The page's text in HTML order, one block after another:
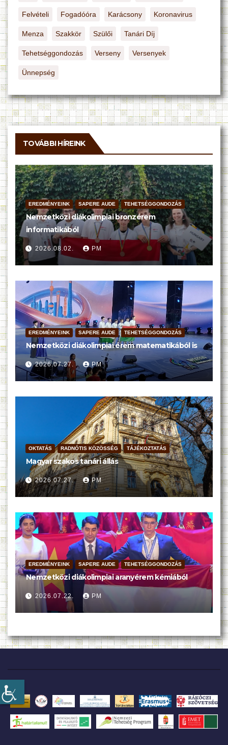
Felvételi Fogadóóra Karácsony Koronavirus
Menza Szakkör Szülői Tanári Díj
Tehetséggondozás Verseny Versenyek
Ünnepség
TOVÁBBI HÍREINK
EREDMÉNYEINK SAPERE AUDE TEHETSÉGGONDOZÁS
Nemzetközi diákolimpiai bronzérem
informatikából
2026.08.02. PM
EREDMÉNYEINK SAPERE AUDE TEHETSÉGGONDOZÁS
Nemzetközi diákolimpiai érem matematikából is
2026.07.27. PM
OKTATÁS RADNÓTIS KÖZÖSSÉG TÁJÉKOZTATÁS
Magyar szakos tanári állás
2026.07.27. PM
EREDMÉNYEINK SAPERE AUDE TEHETSÉGGONDOZÁS
Nemzetközi diákolimpiai aranyérem kémiából
2026.07.22. PM